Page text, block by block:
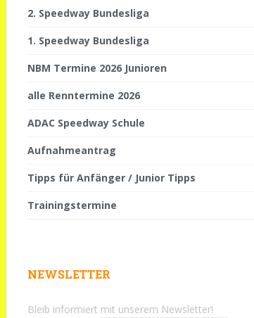
2. Speedway Bundesliga
1. Speedway Bundesliga
NBM Termine 2026 Junioren
alle Renntermine 2026
ADAC Speedway Schule
Aufnahmeantrag
Tipps für Anfänger / Junior Tipps
Trainingstermine
NEWSLETTER
Bleib informiert mit unserem Newsletter!